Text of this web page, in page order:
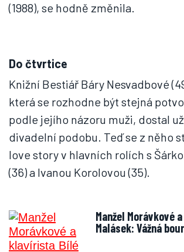
(1988), se hodně změnila.
Do čtvrtice
Knižní Bestiář Báry Nesvadbové
která se rozhodne být stejná
podle jejího názoru muži, dostal
divadelní podobu. Teď se z něho
love story v hlavních rolích s
(36) a Ivanou Korolovou (35).
Manžel Morávkové
Malásek: Vážná